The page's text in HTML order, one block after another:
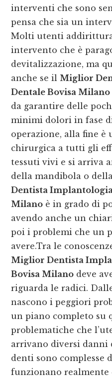
interventi che sono
pensa che sia un
Molti utenti
intervento che è
devitalizzazione, ma
anche se il Miglior
Dentale Bovisa Milano
da garantire delle
minimi dolori in fase
operazione, alla fine è
chirurgica a tutti gli
tessuti vivi e si arriva
della mandibola o
Dentista
Milano è in grado di
avendo anche un
poi i problemi che un
avere.Tra le
Miglior Dentista
Bovisa Milano deve
riguarda le radici.
nascono i peggiori
un piano completo su
problematiche che
arrivano diversi danni
denti sono complesse
funzionano realmente